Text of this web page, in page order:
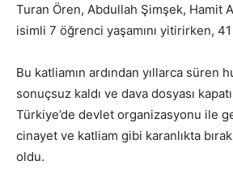
Turan Ören, Abdullah Şimşek, Hamit
isimli 7 öğrenci yaşamını yitirirken,
Bu katliamın ardından yıllarca süren
sonuçsuz kaldı ve dava dosyası
Türkiye’de devlet organizasyonu ile
cinayet ve katliam gibi karanlıkta
oldu.